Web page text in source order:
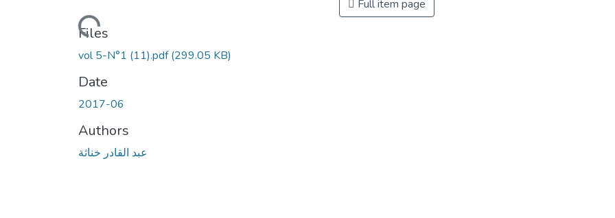
Loading...
Files
vol 5-N°1 (11).pdf(299.05 KB)
Date
2017-06
Authors
عبد القادر خناثة
Full item page